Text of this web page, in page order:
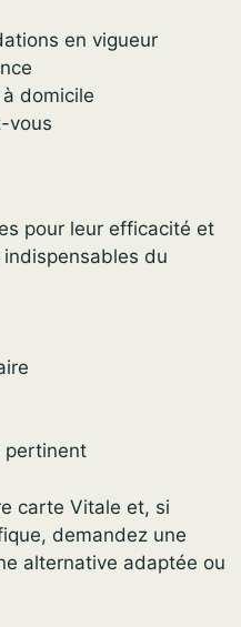
en vigueur
domicile
vous
pour leur efficacité et
du
pertinent
carte Vitale et, si
demandez une
alternative adaptée ou